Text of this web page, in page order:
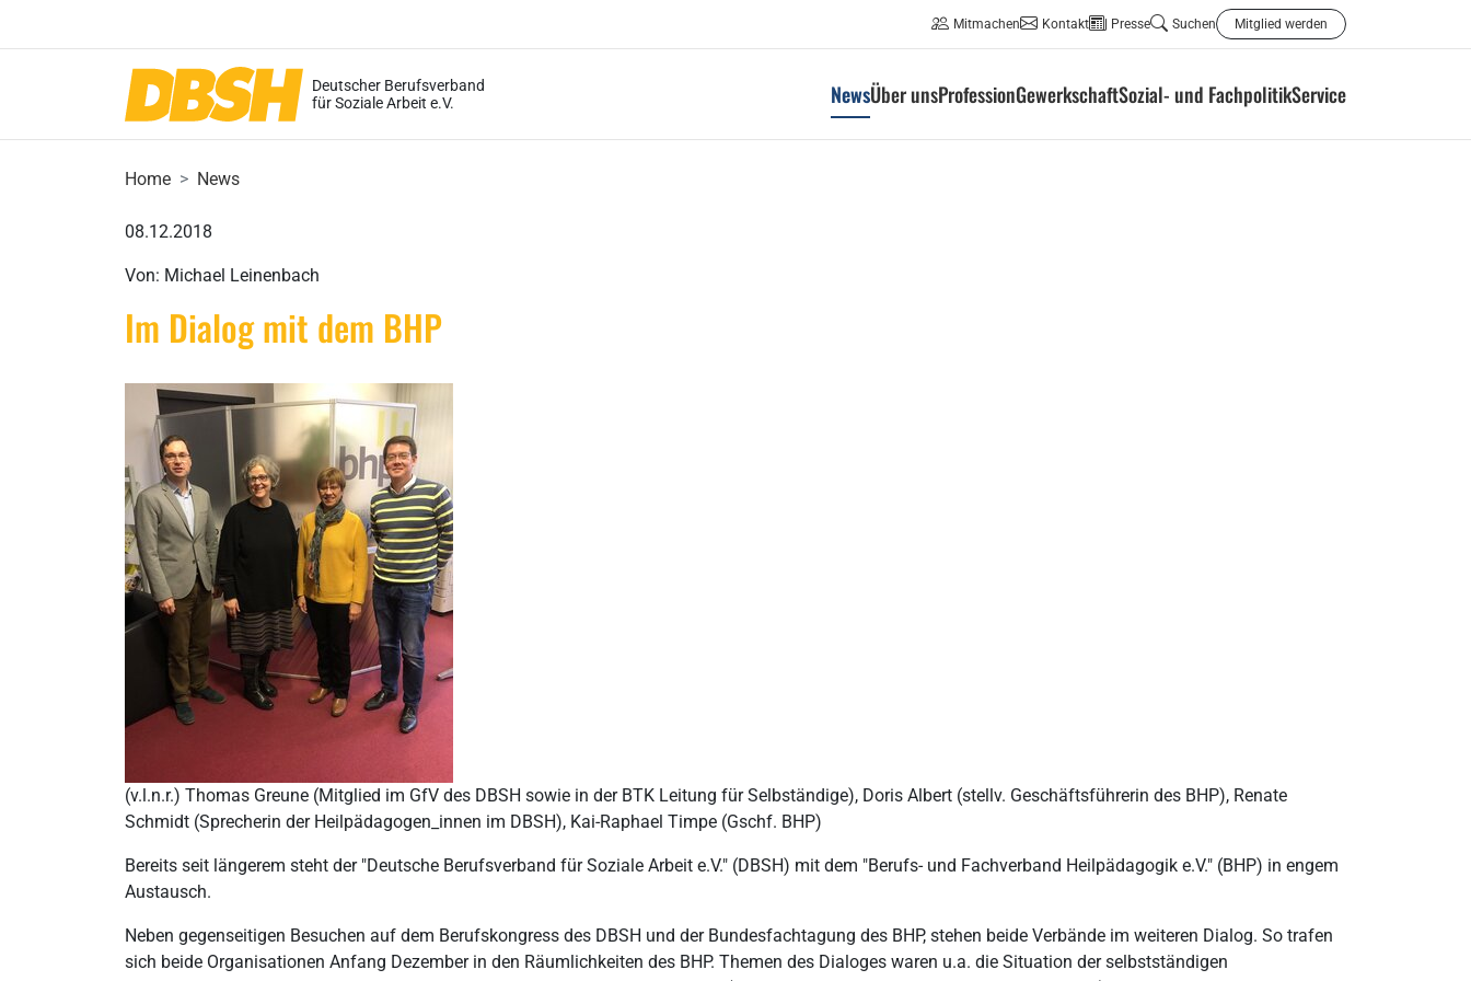
Mitmachen Kontakt Presse Suchen Mitglied werden
Deutscher Berufsverband
für Soziale Arbeit e.V.
NewsÜber unsProfessionGewerkschaftSozial- und FachpolitikService
Home News
08.12.2018
Von: Michael Leinenbach
Im Dialog mit dem BHP
(v.l.n.r.) Thomas Greune (Mitglied im GfV des DBSH sowie in der BTK Leitung für Selbständige), Doris Albert (stellv. Geschäftsführerin des BHP), Renate
Schmidt (Sprecherin der Heilpädagogen_innen im DBSH), Kai-Raphael Timpe (Gschf. BHP)
Bereits seit längerem steht der "Deutsche Berufsverband für Soziale Arbeit e.V." (DBSH) mit dem "Berufs- und Fachverband Heilpädagogik e.V." (BHP) in engem
Austausch.
Neben gegenseitigen Besuchen auf dem Berufskongress des DBSH und der Bundesfachtagung des BHP, stehen beide Verbände im weiteren Dialog. So trafen
sich beide Organisationen Anfang Dezember in den Räumlichkeiten des BHP. Themen des Dialoges waren u.a. die Situation der selbstständigen